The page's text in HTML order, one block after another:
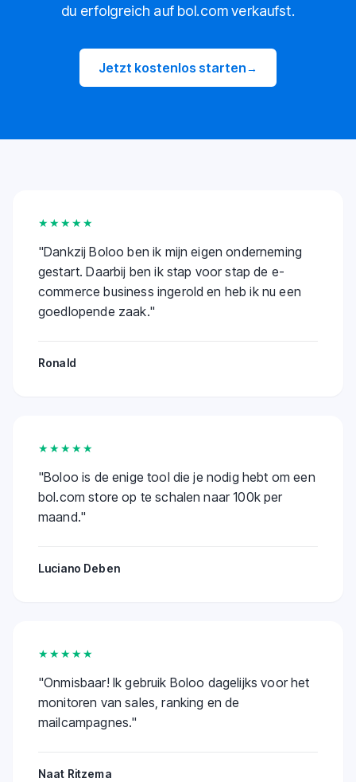
du erfolgreich auf bol.com verkaufst.
Jetzt kostenlos starten→
★★★★★
"Dankzij Boloo ben ik mijn eigen onderneming
gestart. Daarbij ben ik stap voor stap de e-
commerce business ingerold en heb ik nu een
goedlopende zaak."
Ronald
★★★★★
"Boloo is de enige tool die je nodig hebt om een
bol.com store op te schalen naar 100k per
maand."
Luciano Deben
★★★★★
"Onmisbaar! Ik gebruik Boloo dagelijks voor het
monitoren van sales, ranking en de
mailcampagnes."
Naat Ritzema